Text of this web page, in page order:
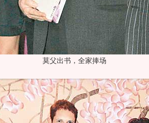
莫父出书，全家捧场